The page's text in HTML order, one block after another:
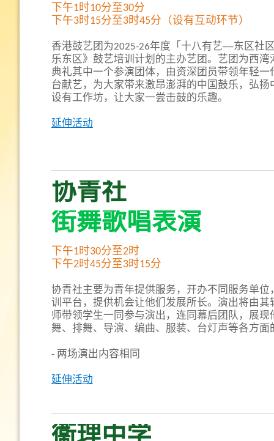
下午1时10分至30分
下午3时15分至3时45分（设有互动环节）
香港鼓艺团为2025-26年度「十八有艺──东区社
乐东区》鼓艺培训计划的主办艺团。艺团为西湾
典礼其中一个参演团体，由资深团员带领年轻一
台献艺，为大家带来激昂澎湃的中国鼓乐，弘扬
设有工作坊，让大家一尝击鼓的乐趣。
延伸活动
协青社
街舞歌唱表演
下午1时30分至2时
下午2时45分至3时15分
协青社主要为青年提供服务，开办不同服务单位
训平台，提供机会让他们发展所长。演出将由其
师带领学生一同参与演出，连同幕后团队，展现
舞、排舞、导演、编曲、服装、台灯声等各方面
- 两场演出内容相同
延伸活动